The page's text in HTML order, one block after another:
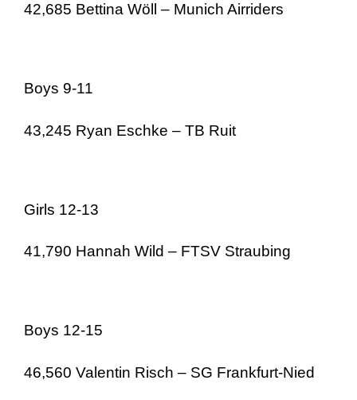
42,685 Bettina Wöll – Munich Airriders
Boys 9-11
43,245 Ryan Eschke – TB Ruit
Girls 12-13
41,790 Hannah Wild – FTSV Straubing
Boys 12-15
46,560 Valentin Risch – SG Frankfurt-Nied